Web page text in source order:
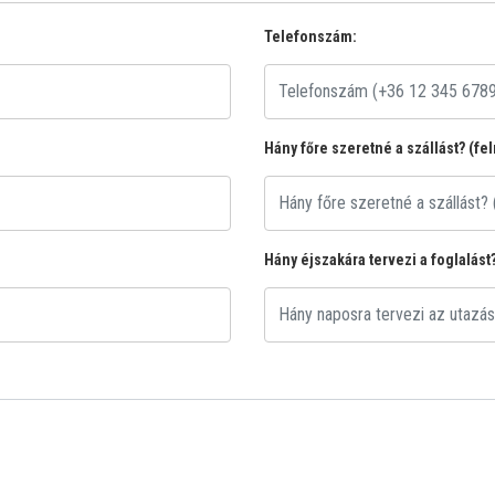
Telefonszám:
Hány főre szeretné a szállást?
Hány éjszakára tervezi a